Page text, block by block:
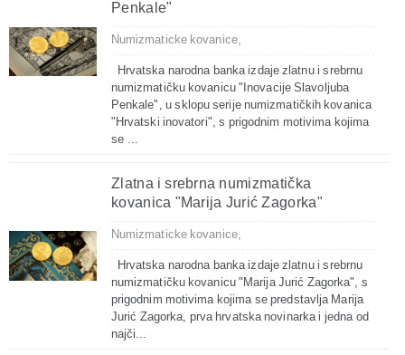
Penkale"
Numizmaticke kovanice,
Hrvatska narodna banka izdaje zlatnu i srebrnu
numizmatičku kovanicu "Inovacije Slavoljuba
Penkale", u sklopu serije numizmatičkih kovanica
"Hrvatski inovatori", s prigodnim motivima kojima
se ...
Zlatna i srebrna numizmatička
kovanica "Marija Jurić Zagorka"
Numizmaticke kovanice,
Hrvatska narodna banka izdaje zlatnu i srebrnu
numizmatičku kovanicu "Marija Jurić Zagorka", s
prigodnim motivima kojima se predstavlja Marija
Jurić Zagorka, prva hrvatska novinarka i jedna od
najči...